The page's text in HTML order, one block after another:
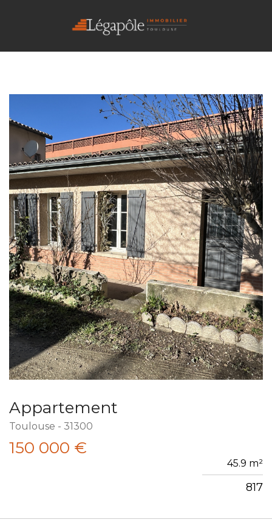
Appartement
Toulouse - 31300
150 000 €
45.9 m²
817